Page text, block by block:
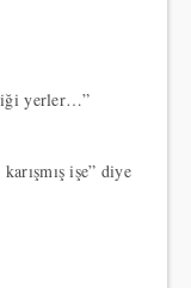
yerler…”
işe” diye